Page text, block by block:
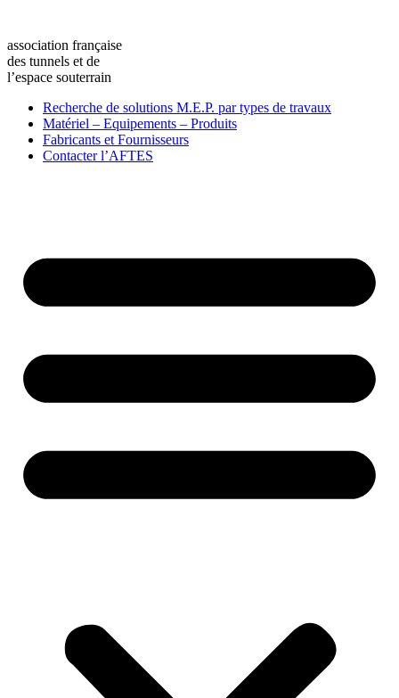
association française
des tunnels et de
l’espace souterrain
Recherche de solutions M.E.P. par types de travaux
Matériel – Equipements – Produits
Fabricants et Fournisseurs
Contacter l’AFTES